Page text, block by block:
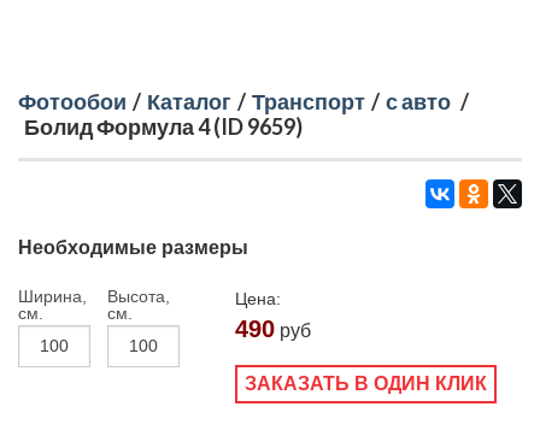
Фотообои / Каталог / Транспорт / с авто /
Болид Формула 4 (ID 9659)
Необходимые размеры
Ширина,
см.
Высота,
см.
Цена:
490 руб
ЗАКАЗАТЬ В ОДИН КЛИК